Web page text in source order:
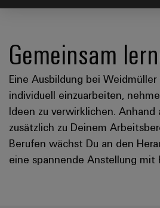
Gemeinsam
Eine Ausbildung bei
individuell einzuarbeiten,
Ideen zu verwirklichen.
zusätzlich zu Deinem
Berufen wächst Du an den
eine spannende Anstellung mit